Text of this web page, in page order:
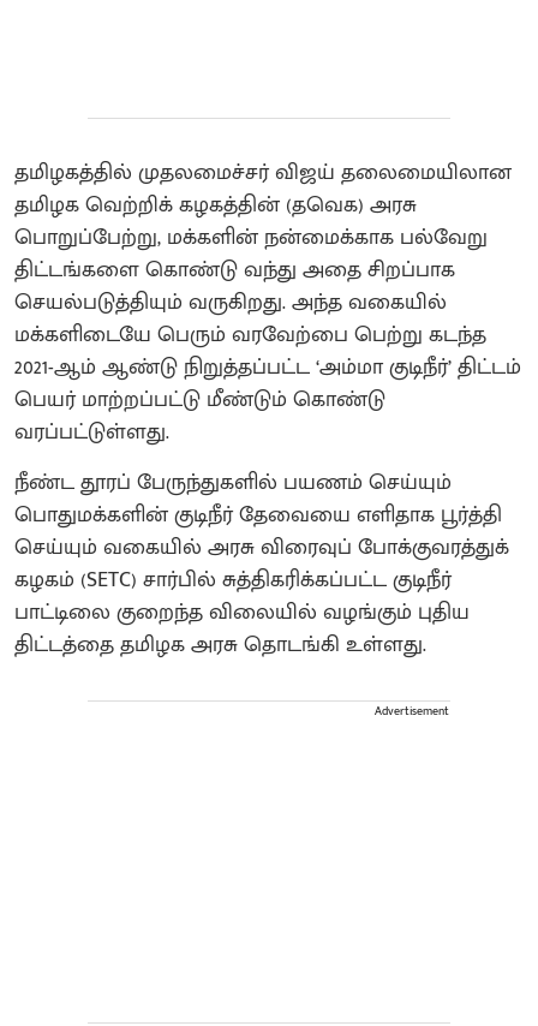
தமிழகத்தில் முதலமைச்சர் விஜய் தலைமையிலான
தமிழக வெற்றிக் கழகத்தின் (தவெக) அரசு
பொறுப்பேற்று, மக்களின் நன்மைக்காக பல்வேறு
திட்டங்களை கொண்டு வந்து அதை சிறப்பாக
செயல்படுத்தியும் வருகிறது. அந்த வகையில்
மக்களிடையே பெரும் வரவேற்பை பெற்று கடந்த
2021-ஆம் ஆண்டு நிறுத்தப்பட்ட ‘அம்மா குடிநீர்’ திட்டம்
பெயர் மாற்றப்பட்டு மீண்டும் கொண்டு
வரப்பட்டுள்ளது.
நீண்ட தூரப் பேருந்துகளில் பயணம் செய்யும்
பொதுமக்களின் குடிநீர் தேவையை எளிதாக பூர்த்தி
செய்யும் வகையில் அரசு விரைவுப் போக்குவரத்துக்
கழகம் (SETC) சார்பில் சுத்திகரிக்கப்பட்ட குடிநீர்
பாட்டிலை குறைந்த விலையில் வழங்கும் புதிய
திட்டத்தை தமிழக அரசு தொடங்கி உள்ளது.
Advertisement